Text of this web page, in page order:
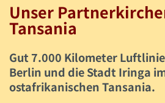
Unser
Tansania
Gut 7.000 Kilometer
Berlin und die Stadt Iringa
ostafrikanischen Tansania.